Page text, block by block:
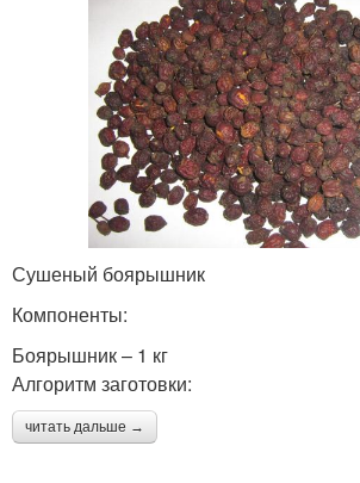
Сушеный боярышник
Компоненты:
Боярышник – 1 кг
Алгоритм заготовки:
читать дальше →